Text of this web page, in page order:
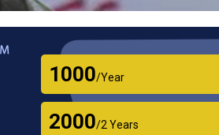
₹1000/Year
₹2000/2 Years